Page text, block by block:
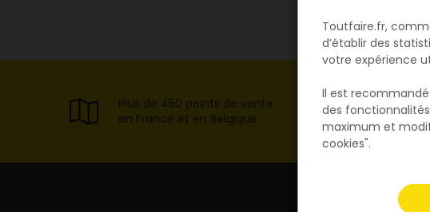
Plus de 450 points de vente
en France et en Belgique
Plus de
conseils à
Toutfaire.fr,
d’établir des
votre expérience
Il est
des
maximum et
cookies".